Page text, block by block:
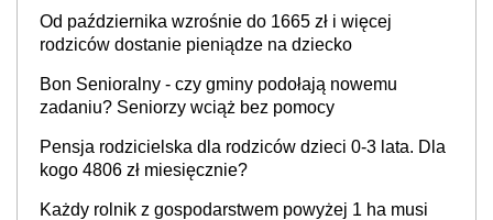
Od października wzrośnie do 1665 zł i więcej
rodziców dostanie pieniądze na dziecko
Bon Senioralny - czy gminy podołają nowemu
zadaniu? Seniorzy wciąż bez pomocy
Pensja rodzicielska dla rodziców dzieci 0-3 lata. Dla
kogo 4806 zł miesięcznie?
Każdy rolnik z gospodarstwem powyżej 1 ha musi